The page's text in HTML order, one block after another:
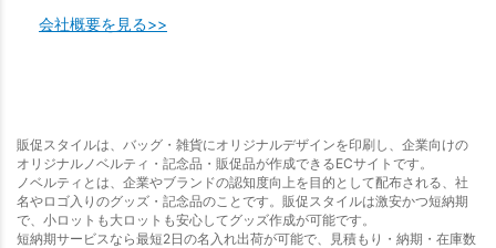
会社概要を見る>>
販促スタイルは、バッグ・雑貨にオリジナルデザインを印刷し、企業向けの
オリジナルノベルティ・記念品・販促品が作成できるECサイトです。
ノベルティとは、企業やブランドの認知度向上を目的として配布される、社
名やロゴ入りのグッズ・記念品のことです。販促スタイルは激安かつ短納期
で、小ロットも大ロットも安心してグッズ作成が可能です。
短納期サービスなら最短2日の名入れ出荷が可能で、見積もり・納期・在庫数